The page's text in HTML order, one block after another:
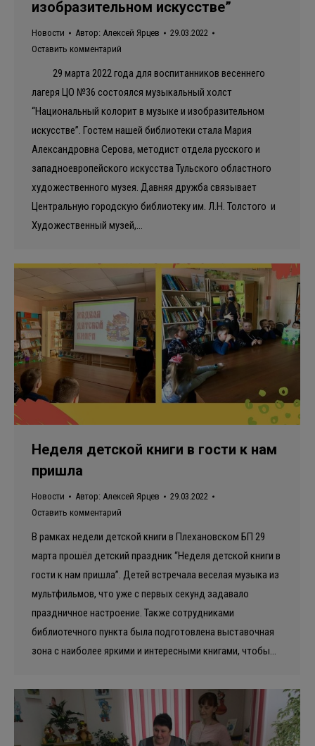
изобразительном искусстве”
Новости Автор: Алексей Ярцев
29.03.2022
Оставить комментарий
29 марта 2022 года для воспитанников весеннего
лагеря ЦО №36 состоялся музыкальный холст
“Национальный колорит в музыке и изобразительном
искусстве”. Гостем нашей библиотеки стала Мария
Александровна Серова, методист отдела русского и
западноевропейского искусства Тульского областного
художественного музея. Давняя дружба связывает
Центральную городскую библиотеку им. Л.Н. Толстого и
Художественный музей,…
Неделя детской книги в гости к нам
пришла
Новости Автор: Алексей Ярцев
29.03.2022
Оставить комментарий
В рамках недели детской книги в Плехановском БП 29
марта прошёл детский праздник “Неделя детской книги в
гости к нам пришла”. Детей встречала веселая музыка из
мультфильмов, что уже с первых секунд задавало
праздничное настроение. Также сотрудниками
библиотечного пункта была подготовлена выставочная
зона с наиболее яркими и интересными книгами, чтобы…